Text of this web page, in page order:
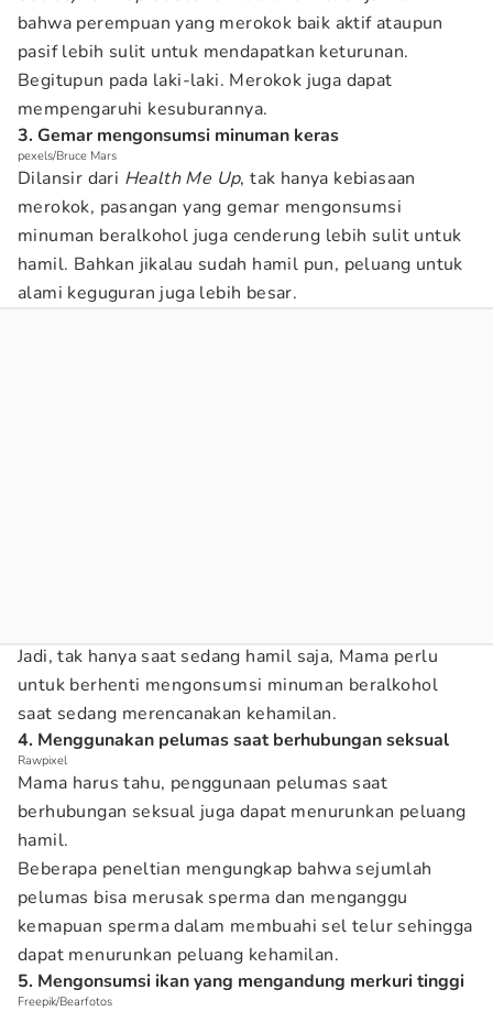
bahwa perempuan yang merokok baik aktif ataupun
pasif lebih sulit untuk mendapatkan keturunan.
Begitupun pada laki-laki. Merokok juga dapat
mempengaruhi kesuburannya.
3. Gemar mengonsumsi minuman keras
pexels/Bruce Mars
Dilansir dari Health Me Up, tak hanya kebiasaan
merokok, pasangan yang gemar mengonsumsi
minuman beralkohol juga cenderung lebih sulit untuk
hamil. Bahkan jikalau sudah hamil pun, peluang untuk
alami keguguran juga lebih besar.
Jadi, tak hanya saat sedang hamil saja, Mama perlu
untuk berhenti mengonsumsi minuman beralkohol
saat sedang merencanakan kehamilan.
4. Menggunakan pelumas saat berhubungan seksual
Rawpixel
Mama harus tahu, penggunaan pelumas saat
berhubungan seksual juga dapat menurunkan peluang
hamil.
Beberapa peneltian mengungkap bahwa sejumlah
pelumas bisa merusak sperma dan menganggu
kemapuan sperma dalam membuahi sel telur sehingga
dapat menurunkan peluang kehamilan.
5. Mengonsumsi ikan yang mengandung merkuri tinggi
Freepik/Bearfotos